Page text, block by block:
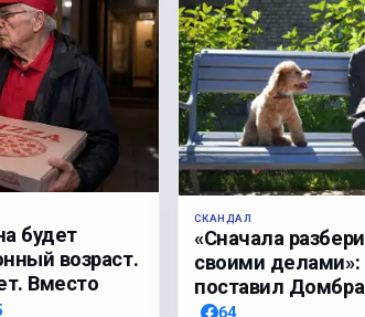
будет
возраст.
Вместо
СКАНДАЛ
«Сначала
своими делами»:
поставил
64